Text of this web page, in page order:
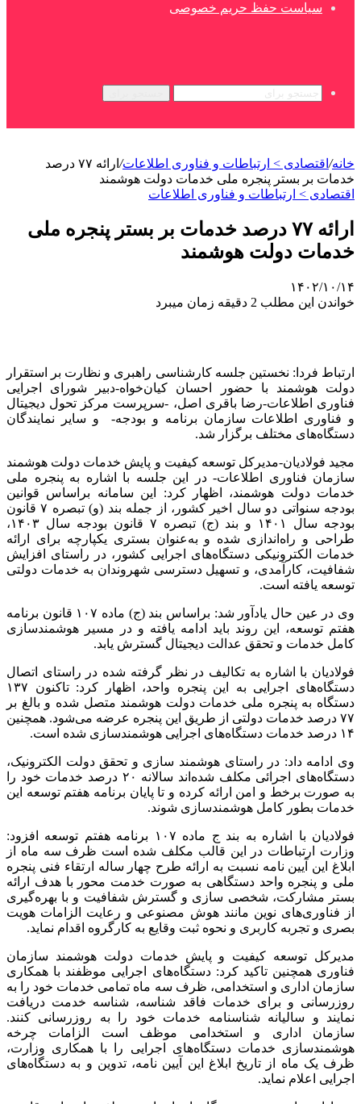
سیاست حفظ حریم خصوصی
خانه/ اقتصادی > ارتباطات و فناوری اطلاعات/
ارائه ۷۷ درصد
خدمات بر بستر پنجره ملی خدمات دولت هوشمند
اقتصادی > ارتباطات و فناوری اطلاعات
ارائه ۷۷ درصد خدمات بر بستر پنجره ملی
خدمات دولت هوشمند
۱۴۰۲/۱۰/۱۴
خواندن این مطلب 2 دقیقه زمان میبرد
ارتباط فردا: نخستین جلسه کارشناسی راهبری و نظارت بر استقرار
دولت هوشمند با حضور احسان کیان‌خواه-دبیر شورای اجرایی
فناوری اطلاعات-رضا باقری اصل، -سرپرست مرکز تحول دیجیتال
و فناوری اطلاعات سازمان برنامه و بودجه- و سایر نمایندگان
دستگاه‌های مختلف برگزار شد.
مجید فولادیان-مدیرکل توسعه کیفیت و پایش خدمات دولت هوشمند
سازمان فناوری اطلاعات- در این جلسه با اشاره به پنجره ملی
خدمات دولت هوشمند، اظهار کرد: این سامانه براساس قوانین
بودجه سنواتی دو سال اخیر کشور، از جمله بند (و) تبصره ۷ قانون
بودجه سال ۱۴۰۱ و بند (ج) تبصره ۷ قانون بودجه سال ۱۴۰۳،
طراحی و راه‌اندازی شده و به‌عنوان بستری یکپارچه برای ارائه
خدمات الکترونیکی دستگاه‌های اجرایی کشور، در راستای افزایش
شفافیت، کارآمدی، و تسهیل دسترسی شهروندان به خدمات دولتی
توسعه یافته است.
وی در عین حال یادآور شد: براساس بند (ج) ماده ۱۰۷ قانون برنامه
هفتم توسعه، این روند باید ادامه یافته و در مسیر هوشمندسازی
کامل خدمات و تحقق عدالت دیجیتال گسترش یابد.
فولادیان با اشاره به تکالیف در نظر گرفته شده در راستای اتصال
دستگاه‌های اجرایی به این پنجره واحد، اظهار کرد: تاکنون ۱۳۷
دستگاه به پنجره ملی خدمات دولت هوشمند متصل شده و بالغ بر
۷۷ درصد خدمات دولتی از طریق این پنجره عرضه می‌شود. همچنین
۱۴ درصد خدمات دستگاه‌های اجرایی هوشمندسازی شده است.
وی ادامه داد: در راستای هوشمند سازی و تحقق دولت الکترونیک،
دستگاه‌های اجرائی مکلف شده‌اند سالانه ۲۰ درصد خدمات خود را
به صورت برخط و امن ارائه کرده و تا پایان برنامه هفتم توسعه این
خدمات بطور کامل هوشمندسازی شوند.
فولادیان با اشاره به بند ج ماده ۱۰۷ برنامه هفتم توسعه افزود:
وزارت ارتباطات در این قالب مکلف شده است ظرف سه ماه از
ابلاغ این آیین نامه نسبت به ارائه طرح چهار ساله ارتقاء فنی پنجره
ملی و پنجره واحد دستگاهی به صورت خدمت محور با هدف ارائه
بستر مشارکت، شخصی سازی و گسترش شفافیت و با بهره‌گیری
از فناوری‌های نوین مانند هوش مصنوعی و رعایت الزامات هویت
بصری و تجربه کاربری و نحوه ثبت وقایع به کارگروه اقدام نماید.
مدیرکل توسعه کیفیت و پایش خدمات دولت هوشمند سازمان
فناوری همچنین تاکید کرد: دستگاه‌های اجرایی موظفند با همکاری
سازمان اداری و استخدامی، ظرف سه ماه تمامی خدمات خود را به
روزرسانی و برای خدمات فاقد شناسه، شناسه خدمت دریافت
نمایند و سالیانه شناسنامه خدمات خود را به روزرسانی کنند.
سازمان اداری و استخدامی موظف است الزامات چرخه
هوشمندسازی خدمات دستگاه‌های اجرایی را با همکاری وزارت،
ظرف یک ماه از تاریخ ابلاغ این آیین نامه، تدوین و به دستگاه‌های
اجرایی اعلام نماید.